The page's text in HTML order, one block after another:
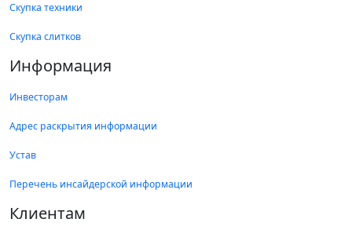
Скупка техники
Скупка слитков
Информация
Инвесторам
Адрес раскрытия информации
Устав
Перечень инсайдерской информации
Клиентам